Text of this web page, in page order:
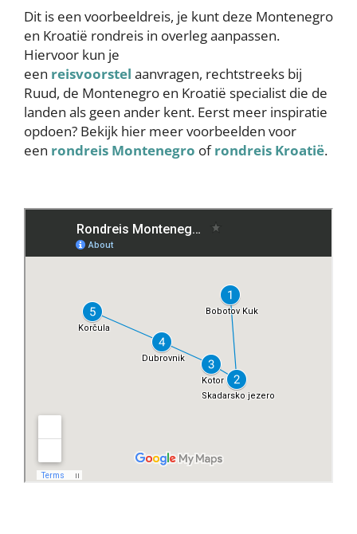
Dit is een voorbeeldreis, je kunt deze Montenegro
en Kroatië rondreis in overleg aanpassen.
Hiervoor kun je
een reisvoorstel aanvragen, rechtstreeks bij
Ruud, de Montenegro en Kroatië specialist die de
landen als geen ander kent. Eerst meer inspiratie
opdoen? Bekijk hier meer voorbeelden voor
een rondreis Montenegro ofrondreis Kroatië.